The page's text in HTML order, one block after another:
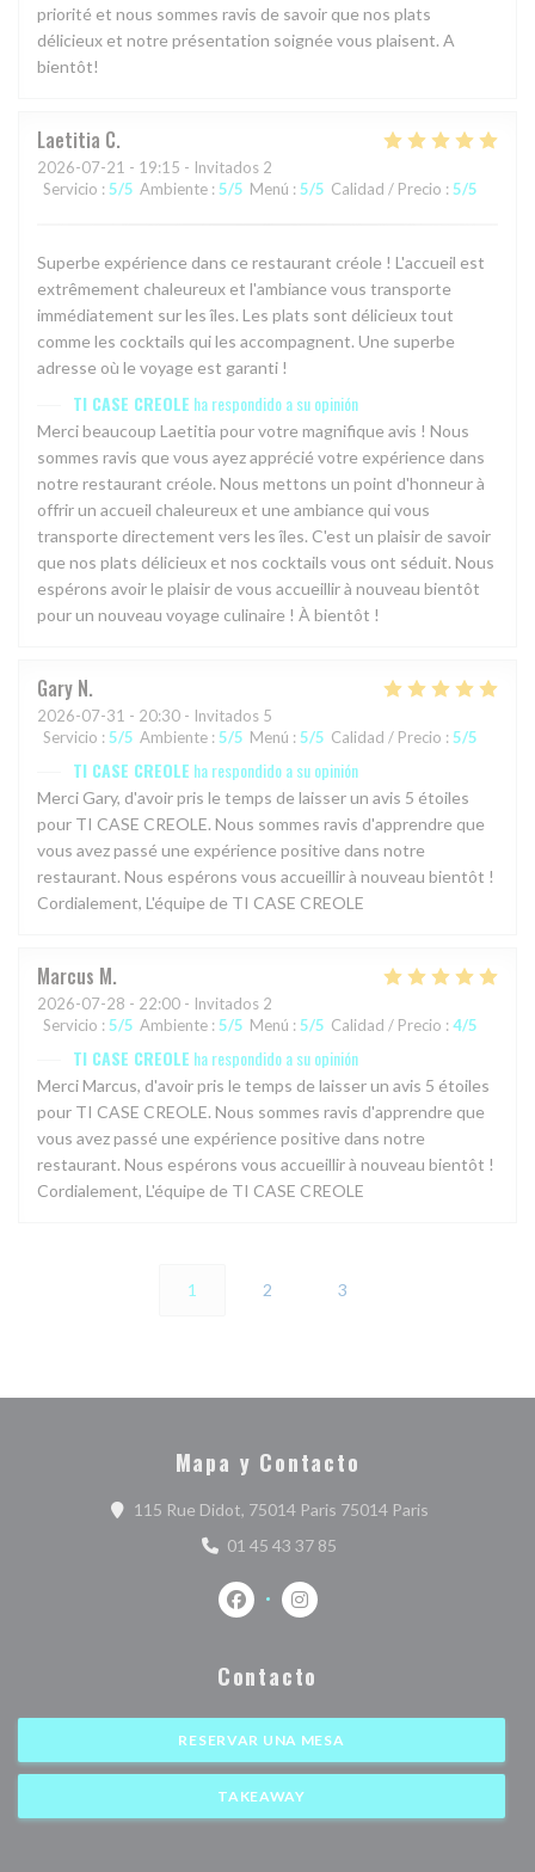
priorité et nous sommes ravis de savoir que nos plats
délicieux et notre présentation soignée vous plaisent. A
bientôt!
Laetitia C
2026-07-21 - 19:15 - Invitados 2
Servicio : 5/5 Ambiente : 5/5 Menú : 5/5 Calidad / Precio : 5/5
Superbe expérience dans ce restaurant créole ! L'accueil est
extrêmement chaleureux et l'ambiance vous transporte
immédiatement sur les îles. Les plats sont délicieux tout
comme les cocktails qui les accompagnent. Une superbe
adresse où le voyage est garanti !
TI CASE CREOLE ha respondido a su opinión
Merci beaucoup Laetitia pour votre magnifique avis ! Nous
sommes ravis que vous ayez apprécié votre expérience dans
notre restaurant créole. Nous mettons un point d'honneur à
offrir un accueil chaleureux et une ambiance qui vous
transporte directement vers les îles. C'est un plaisir de savoir
que nos plats délicieux et nos cocktails vous ont séduit. Nous
espérons avoir le plaisir de vous accueillir à nouveau bientôt
pour un nouveau voyage culinaire ! À bientôt !
Gary N
2026-07-31 - 20:30 - Invitados 5
Servicio : 5/5 Ambiente : 5/5 Menú : 5/5 Calidad / Precio : 5/5
TI CASE CREOLE ha respondido a su opinión
Merci Gary, d'avoir pris le temps de laisser un avis 5 étoiles
pour TI CASE CREOLE. Nous sommes ravis d'apprendre que
vous avez passé une expérience positive dans notre
restaurant. Nous espérons vous accueillir à nouveau bientôt !
Cordialement, L'équipe de TI CASE CREOLE
Marcus M
2026-07-28 - 22:00 - Invitados 2
Servicio : 5/5 Ambiente : 5/5 Menú : 5/5 Calidad / Precio : 4/5
TI CASE CREOLE ha respondido a su opinión
Merci Marcus, d'avoir pris le temps de laisser un avis 5 étoiles
pour TI CASE CREOLE. Nous sommes ravis d'apprendre que
vous avez passé une expérience positive dans notre
restaurant. Nous espérons vous accueillir à nouveau bientôt !
Cordialement, L'équipe de TI CASE CREOLE
1 2 3
Mapa y Contacto
115 Rue Didot, 75014 Paris 75014 Paris
01 45 43 37 85
Facebook ((abre en una nueva
Instagram ((abre en una
Contacto
RESERVAR UNA MESA
TAKEAWAY